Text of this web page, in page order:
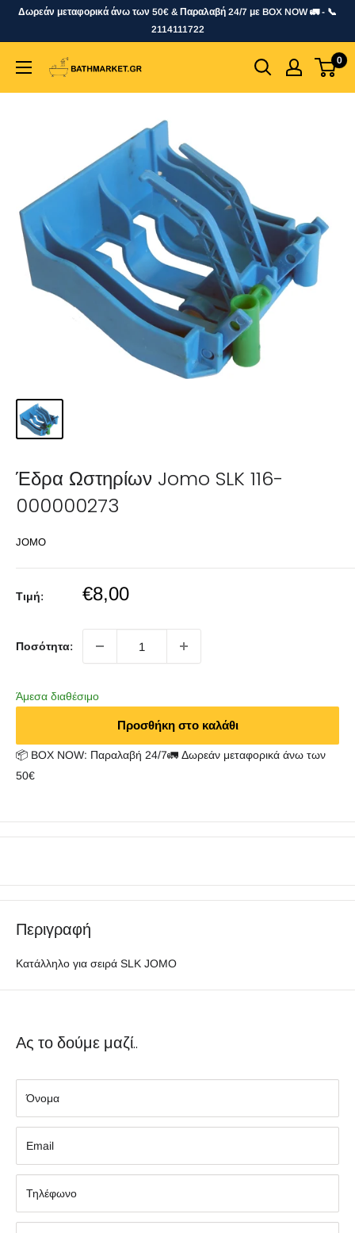
SkipΔωρεάν μεταφορικά άνω των 50€ & Παραλαβή 24/7 με BOX NOW 🚛 - 📞
2114111722
bathmarket.gr 0
Έδρα Ωστηρίων Jomo SLK 116-
000000273
JOMO
Τιμή:
Sale
€8,00
Ποσότητα:
Άμεσα διαθέσιμο
Προσθήκη στο καλάθι
📦 BOX NOW: Παραλαβή 24/7🚛 Δωρεάν μεταφορικά άνω των
50€
Περιγραφή
Κατάλληλο για σειρά SLK JOMO
Ας το δούμε μαζί..
Όνομα
Εmail
Τηλέφωνο